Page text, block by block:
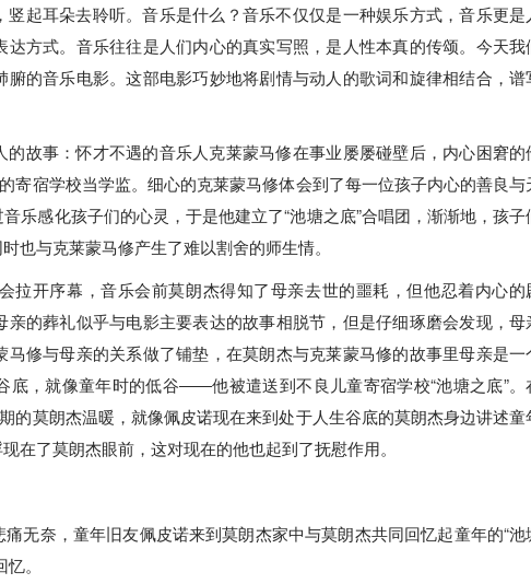
起耳朵去聆听。音乐是什么？音乐不仅仅是一种娱乐方式，音乐更是
方式。音乐往往是人们内心的真实写照，是人性本真的传颂。今天我
的音乐电影。这部电影巧妙地将剧情与动人的歌词和旋律相结合，谱
故事：怀才不遇的音乐人克莱蒙马修在事业屡屡碰壁后，内心困窘的
寄宿学校当学监。细心的克莱蒙马修体会到了每一位孩子内心的善良与
乐感化孩子们的心灵，于是他建立了“池塘之底”合唱团，渐渐地，孩子
也与克莱蒙马修产生了难以割舍的师生情。
拉开序幕，音乐会前莫朗杰得知了母亲去世的噩耗，但他忍着内心的
的葬礼似乎与电影主要表达的故事相脱节，但是仔细琢磨会发现，母
修与母亲的关系做了铺垫，在莫朗杰与克莱蒙马修的故事里母亲是一
底，就像童年时的低谷――他被遣送到不良儿童寄宿学校“池塘之底”。
的莫朗杰温暖，就像佩皮诺现在来到处于人生谷底的莫朗杰身边讲述童
在了莫朗杰眼前，这对现在的他也起到了抚慰作用。
无奈，童年旧友佩皮诺来到莫朗杰家中与莫朗杰共同回忆起童年的“池
。